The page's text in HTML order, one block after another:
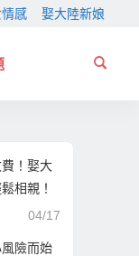
感 娶大陸新娘
！娶大
相親！
04/17
險而始